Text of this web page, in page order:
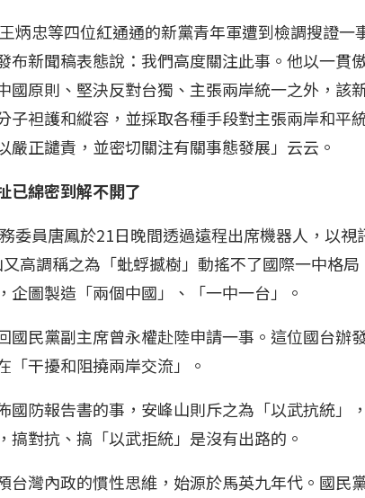
炳忠等四位紅通通的新黨青年軍遭到檢調搜證一
布新聞稿表態說：我們高度關注此事。他以一貫
國原則、堅決反對台獨、主張兩岸統一之外，該
子袒護和縱容，並採取各種手段對主張兩岸和平
嚴正譴責，並密切關注有關事態發展」云云。
已綿密到解不開了
委員唐鳳於21日晚間透過遠程出席機器人，以視
高調稱之為「蚍蜉撼樹」動搖不了國際一中格
企圖製造「兩個中國」、「一中一台」。
國民黨副主席曾永權赴陸申請一事。這位國台辦
「干擾和阻撓兩岸交流」。
國防報告書的事，安峰山則斥之為「以武抗統」
搞對抗、搞「以武拒統」是沒有出路的。
台灣內政的慣性思維，始源於馬英九年代。國民
哈馬斯引爆遠超4...
2023 年 11 月 月 25 日